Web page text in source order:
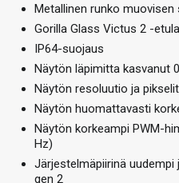
Metallinen runko muovisen
Gorilla Glass Victus 2 -
IP64-suojaus
Näytön läpimitta kasvanut
Näytön resoluutio ja
Näytön huomattavasti
Näytön korkeampi PWM-
Hz)
Järjestelmäpiirinä uudempi
gen 2